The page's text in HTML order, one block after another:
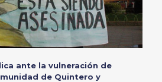
ante la vulneración de
de Quintero y